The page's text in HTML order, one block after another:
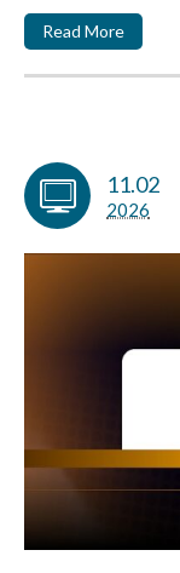
Read More
11.02
2026